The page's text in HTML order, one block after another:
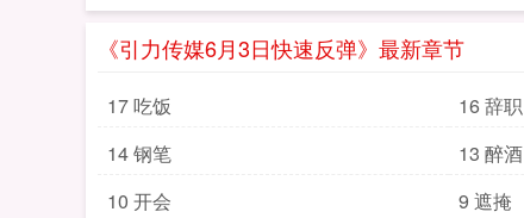
《引力传媒6月3日快速反弹》最新章节
17 吃饭 16 辞职
14 钢笔
13 醉酒
10 开会
9 遮掩